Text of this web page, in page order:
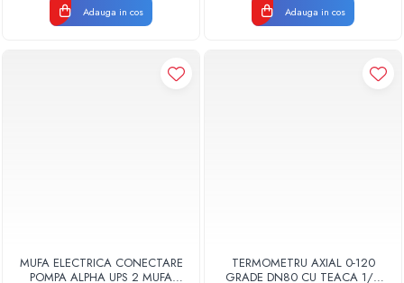
Adauga in cos Adauga in cos
MUFA ELECTRICA CONECTARE
POMPA ALPHA UPS 2 MUFA
TERMOMETRU AXIAL 0-120
GRADE DN80 CU TEACA 1/2